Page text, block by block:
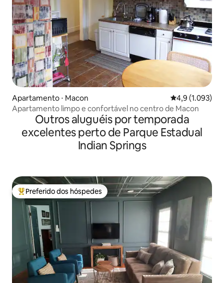
Apartamento ⋅ Macon 4,9 de uma
4,9 (1.093)
Apartamento limpo e confortável no centro de Macon
Outros aluguéis por temporada
excelentes perto de Parque Estadual
Indian Springs
Entre os melhores preferidos dos hóspedes
Preferido dos hóspedes